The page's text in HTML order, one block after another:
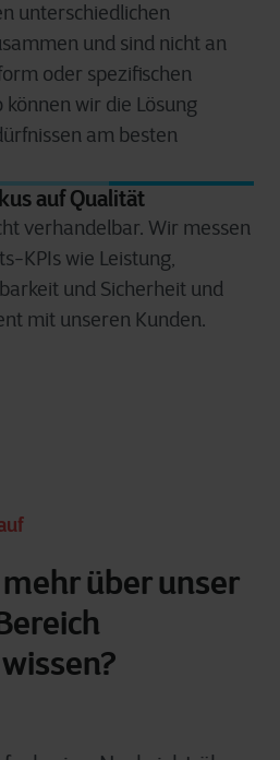
unterschiedlichen
und sind nicht an
oder spezifischen
können wir die Lösung
am besten
auf Qualität
verhandelbar. Wir messen
KPIs wie Leistung,
und Sicherheit und
mit unseren Kunden.
über unser